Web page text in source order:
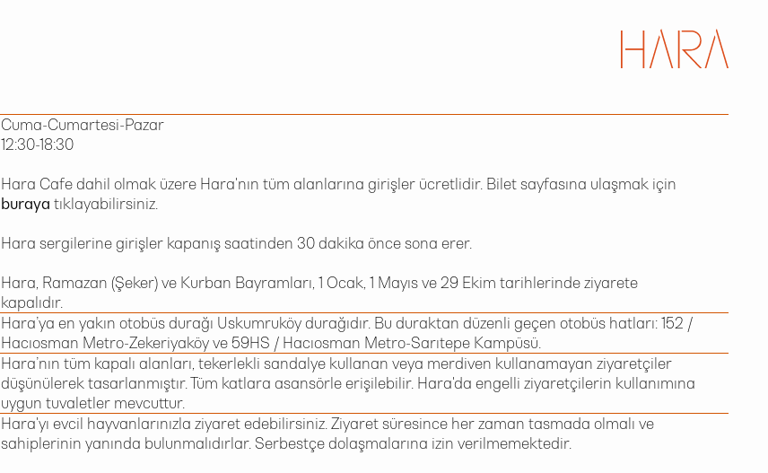
Cuma-Cumartesi-Pazar
12:30-18:30
Hara Cafe dahil olmak üzere Hara'nın tüm alanlarına girişler ücretlidir. Bilet sayfasına ulaşmak için
buraya tıklayabilirsiniz.
Hara sergilerine girişler kapanış saatinden 30 dakika önce sona erer.
Hara, Ramazan (Şeker) ve Kurban Bayramları, 1 Ocak, 1 Mayıs ve 29 Ekim tarihlerinde ziyarete
kapalıdır.
Hara’ya en yakın otobüs durağı Uskumruköy durağıdır. Bu duraktan düzenli geçen otobüs hatları: 152 /
Hacıosman Metro-Zekeriyaköy ve 59HS / Hacıosman Metro-Sarıtepe Kampüsü.
Hara’nın tüm kapalı alanları, tekerlekli sandalye kullanan veya merdiven kullanamayan ziyaretçiler
düşünülerek tasarlanmıştır. Tüm katlara asansörle erişilebilir. Hara'da engelli ziyaretçilerin kullanımına
uygun tuvaletler mevcuttur.
Hara'yı evcil hayvanlarınızla ziyaret edebilirsiniz. Ziyaret süresince her zaman tasmada olmalı ve
sahiplerinin yanında bulunmalıdırlar. Serbestçe dolaşmalarına izin verilmemektedir.